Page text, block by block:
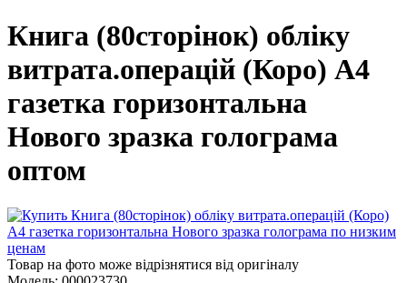
Книга (80сторінок) обліку
витрата.операцій (Коро) А4
газетка горизонтальна
Нового зразка голограма
оптом
Товар на фото може відрізнятися від оригіналу